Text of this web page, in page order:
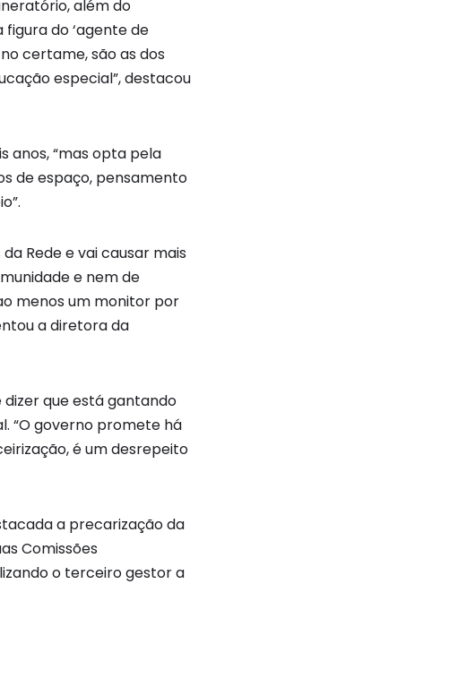
além do
do ‘agente de
certame, são as dos
especial”, destacou
anos, “mas opta pela
de espaço, pensamento
Rede e vai causar mais
e nem de
menos um monitor por
a diretora da
que está gantando
“O governo promete há
é um desrepeito
a precarização da
Comissões
o terceiro gestor a